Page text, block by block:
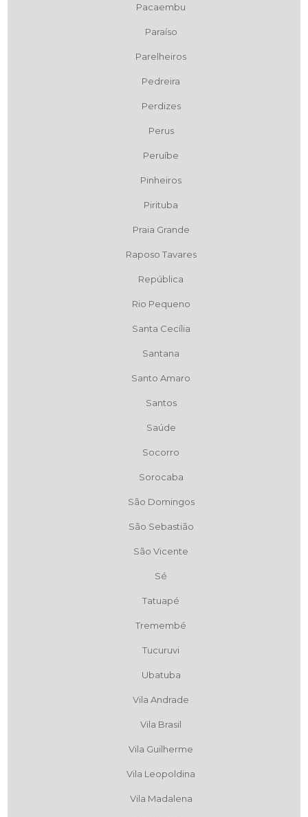
Pacaembu
Paraíso
Parelheiros
Pedreira
Perdizes
Perus
Peruíbe
Pinheiros
Pirituba
Praia Grande
Raposo Tavares
República
Rio Pequeno
Santa Cecília
Santana
Santo Amaro
Santos
Saúde
Socorro
Sorocaba
São Domingos
São Sebastião
São Vicente
Sé
Tatuapé
Tremembé
Tucuruvi
Ubatuba
Vila Andrade
Vila Brasil
Vila Guilherme
Vila Leopoldina
Vila Madalena